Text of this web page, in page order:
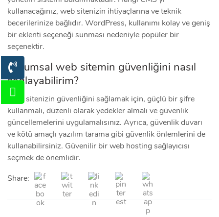
kullanacağınız, web sitenizin ihtiyaçlarına ve teknik
becerilerinize bağlıdır. WordPress, kullanımı kolay ve geniş
bir eklenti seçeneği sunması nedeniyle popüler bir
seçenektir.
Kurumsal web sitemin güvenliğini nasıl
sağlayabilirim?
Web sitenizin güvenliğini sağlamak için, güçlü bir şifre
kullanmalı, düzenli olarak yedekler almalı ve güvenlik
güncellemelerini uygulamalısınız. Ayrıca, güvenlik duvarı
ve kötü amaçlı yazılım tarama gibi güvenlik önlemlerini de
kullanabilirsiniz. Güvenilir bir web hosting sağlayıcısı
seçmek de önemlidir.
Share: